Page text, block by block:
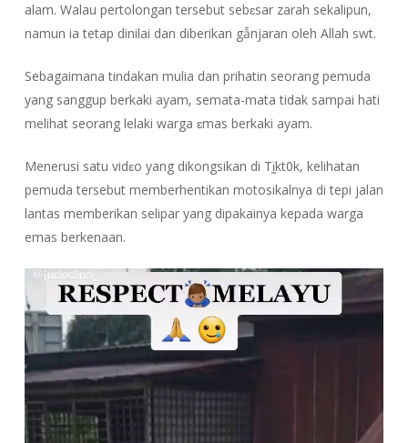
alam. Walau pertolongan tersebut sebɛsar zarah sekalipun,
namun ia tetap dinilai dan diberikan gẫnjaran oleh Allah swt.
Sebagaimana tindakan mulia dan prihatin seorang pemuda
yang sanggup berkaki ayam, semata-mata tidak sampai hati
melihat seorang lelaki warga ɛmas berkaki ayam.
Menerusi satu vidɛo yang dikongsikan di Tḭkt0k, kelihatan
pemuda tersebut memberhentikan motosikalnya di tepi jalan
lantas memberikan selipar yang dipakainya kepada warga
emas berkenaan.